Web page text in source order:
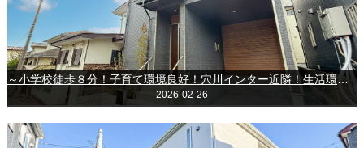
～小学校徒歩８分！子育て環境良好！穴川インター近隣！生活環境良好な新築戸建～千葉市稲毛区萩台町
2026-02-26